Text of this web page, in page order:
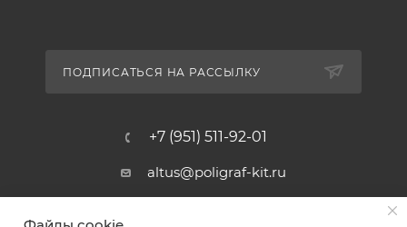
ПОДПИСАТЬСЯ НА РАССЫЛКУ
+7 (951) 511-92-01
altus@poligraf-kit.ru